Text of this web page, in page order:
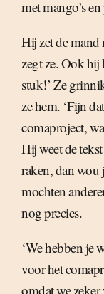
met mango’s
Hij zet de mand
zegt ze. Ook hij
stuk!’ Ze
ze hem. ‘Fijn
comaproject,
Hij weet de
raken, dan wou
mochten
nog precies.
‘We hebben je
voor het
omdat we